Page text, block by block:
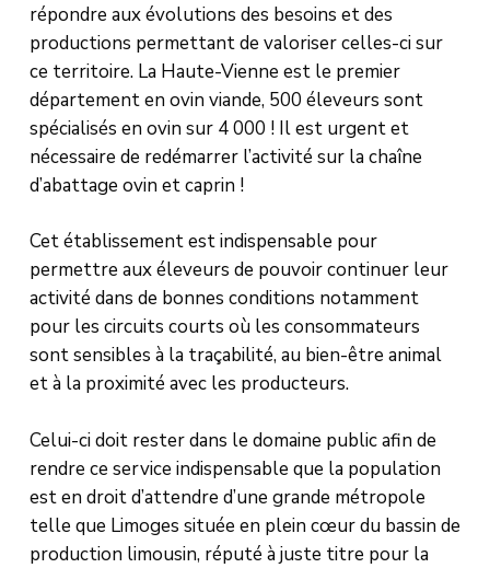
répondre aux évolutions des besoins et des
productions permettant de valoriser celles-ci sur
ce territoire. La Haute-Vienne est le premier
département en ovin viande, 500 éleveurs sont
spécialisés en ovin sur 4 000 ! Il est urgent et
nécessaire de redémarrer l’activité sur la chaîne
d’abattage ovin et caprin !
Cet établissement est indispensable pour
permettre aux éleveurs de pouvoir continuer leur
activité dans de bonnes conditions notamment
pour les circuits courts où les consommateurs
sont sensibles à la traçabilité, au bien-être animal
et à la proximité avec les producteurs.
Celui-ci doit rester dans le domaine public afin de
rendre ce service indispensable que la population
est en droit d’attendre d’une grande métropole
telle que Limoges située en plein cœur du bassin de
production limousin, réputé à juste titre pour la